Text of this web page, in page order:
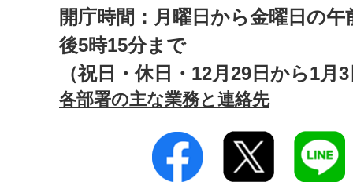
開庁時間：月曜日から金曜日の午
後5時15分まで
（祝日・休日・12月29日から1月
各部署の主な業務と連絡先